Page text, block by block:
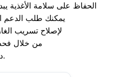
الحفاظ على سلامة الأغذية
. يمكنك طلب الدعم
لإصلاح تسريب
من خلال
درجة حرارة ثلاجة ويرلبول الرقمية لتناسب فصول الصيف والشتاء.